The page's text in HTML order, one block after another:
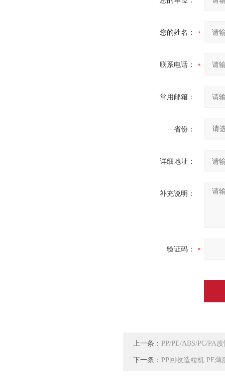
您的姓名：
联系电话：
常用邮箱：
省份：
详细地址：
补充说明：
验证码：
上一条： PP/PE/ABS/PC/PA
下一条： PP回收造粒机 PE薄